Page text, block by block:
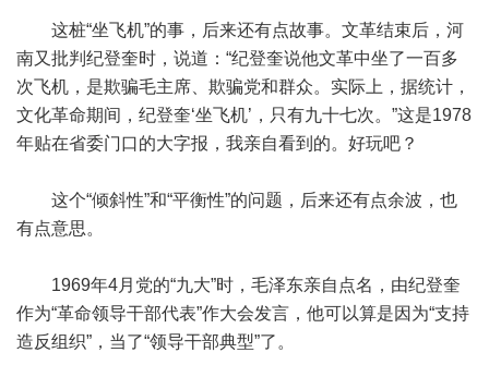
这桩“坐飞机”的事，后来还有点故事。文革结束后，河
南又批判纪登奎时，说道：“纪登奎说他文革中坐了一百多
次飞机，是欺骗毛主席、欺骗党和群众。实际上，据统计，
文化革命期间，纪登奎‘坐飞机’，只有九十七次。”这是1978
年贴在省委门口的大字报，我亲自看到的。好玩吧？
这个“倾斜性”和“平衡性”的问题，后来还有点余波，也
有点意思。
1969年4月党的“九大”时，毛泽东亲自点名，由纪登奎
作为“革命领导干部代表”作大会发言，他可以算是因为“支持
造反组织”，当了“领导干部典型”了。